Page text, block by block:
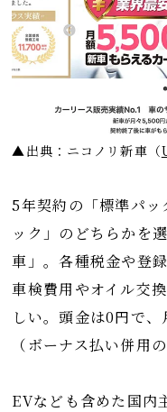
▲出典：ニコノリ新車 （
5年契約の「標準パ
ック」のどちらかを
車」。各種税金や登
車検費用やオイル交
しい。頭金は0円で
（ボーナス払い併用
EVなども含めた国内